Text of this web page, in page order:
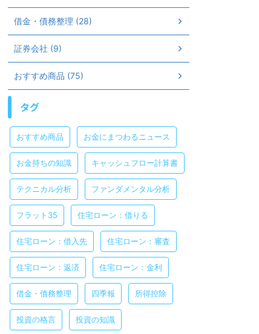
借金・債務整理 (28)
証券会社 (9)
おすすめ商品 (75)
タグ
おすすめ商品 お金にまつわるニュース
お金持ちの知識 キャッシュフロー計算書
テクニカル分析 ファンダメンタル分析
フラット35 住宅ローン：借りる
住宅ローン：借入先 住宅ローン：審査
住宅ローン：返済 住宅ローン：金利
借金・債務整理 四季報 所得控除
投資の格言 投資の知識